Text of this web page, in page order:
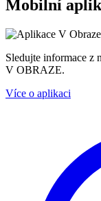
Mobilní
Sledujte informace z
V OBRAZE.
Více o aplikaci